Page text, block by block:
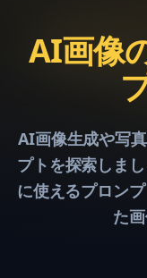
AI画像
AI画像生成や写
プトを探索しま
に使えるプロン
た